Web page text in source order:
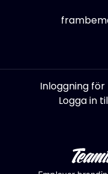
Inloggning
Logga in